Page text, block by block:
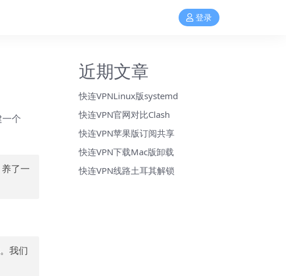
登录
个
了一
我们
近期文章
快连VPNLinux版systemd
快连VPN官网对比Clash
快连VPN苹果版订阅共享
快连VPN下载Mac版卸载
快连VPN线路土耳其解锁